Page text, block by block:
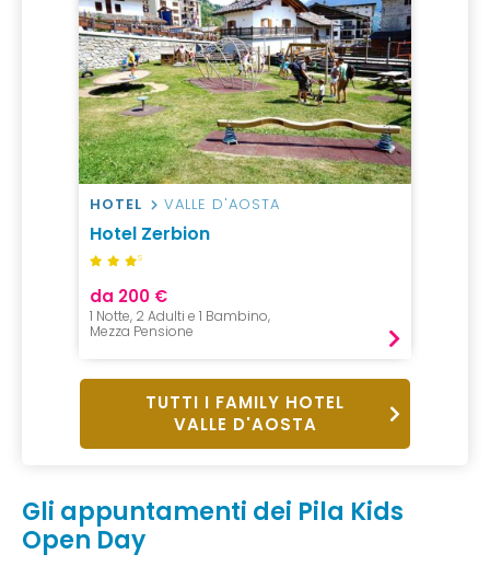
HOTEL VALLE D'AOSTA
Hotel Zerbion
S
da 200 €
1 Notte, 2 Adulti e 1 Bambino,
Mezza Pensione
TUTTI I FAMILY HOTEL
VALLE D'AOSTA
Gli appuntamenti dei Pila Kids
Open Day